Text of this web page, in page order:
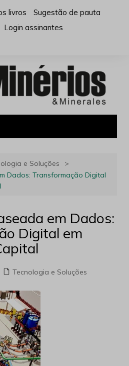
livros
Sugestão de pauta
Login assinantes
e Soluções
Dados: Transformação Digital
em Dados:
Digital em
Tecnologia e Soluções